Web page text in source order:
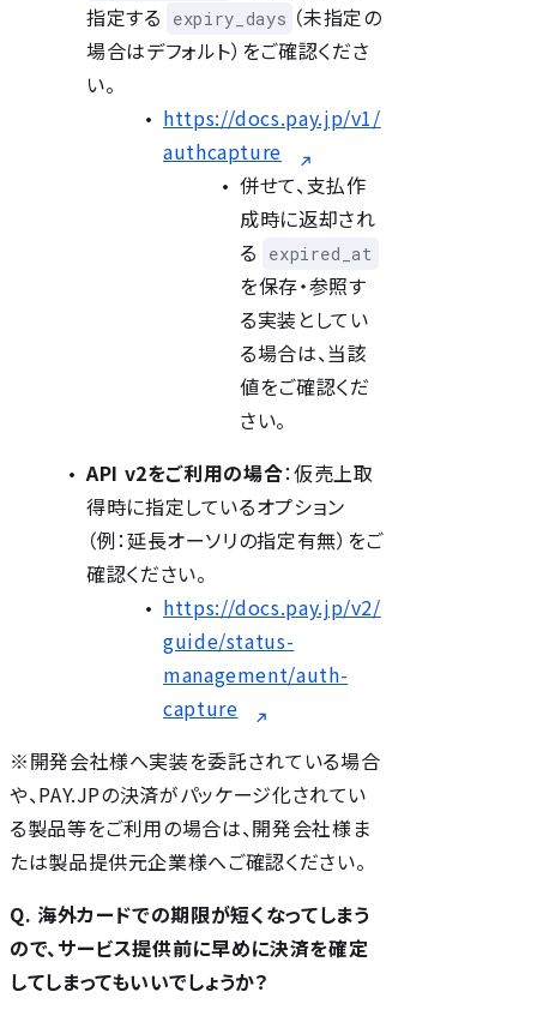
指定する
expiry_days （未指定の
場合はデフォルト）をご確認くださ
い。
https://docs.pay.jp/v1/
authcapture
併せて、支払作
成時に返却され
る
expired_at
を保存・参照す
る実装としてい
る場合は、当該
値をご確認くだ
さい。
API v2をご利用の場合：仮売上取
得時に指定しているオプション
（例：延長オーソリの指定有無）をご
確認ください。
https://docs.pay.jp/v2/
guide/status-
management/auth-
capture
※開発会社様へ実装を委託されている場合
や、PAY.JPの決済がパッケージ化されてい
る製品等をご利用の場合は、開発会社様ま
たは製品提供元企業様へご確認ください。
Q. 海外カードでの期限が短くなってしまう
ので、サービス提供前に早めに決済を確定
してしまってもいいでしょうか？